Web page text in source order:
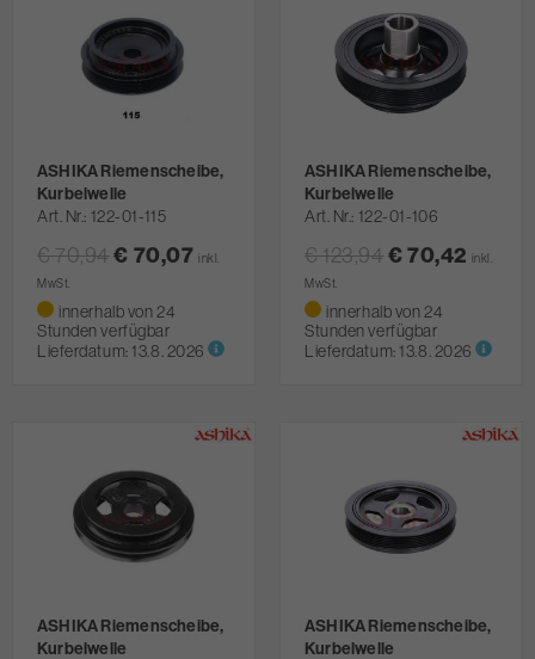
ASHIKA Riemenscheibe,
Kurbelwelle
Art. Nr. 122-01-115
€ 70,94€ 70,07 inkl.
MwSt.
innerhalb von 24
Stunden verfügbar
Lieferdatum:13.8. 2026
ASHIKA Riemenscheibe,
Kurbelwelle
Art. Nr. 122-01-106
€ 123,94€ 70,42 inkl.
MwSt.
innerhalb von 24
Stunden verfügbar
Lieferdatum:13.8. 2026
ASHIKA Riemenscheibe,
Kurbelwelle
ASHIKA Riemenscheibe,
Kurbelwelle